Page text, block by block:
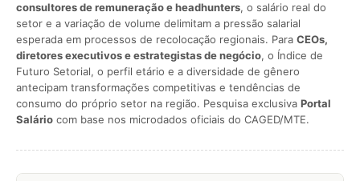
consultores de remuneração e headhunters, o salário real do
setor e a variação de volume delimitam a pressão salarial
esperada em processos de recolocação regionais. Para CEOs,
diretores executivos e estrategistas de negócio, o Índice de
Futuro Setorial, o perfil etário e a diversidade de gênero
antecipam transformações competitivas e tendências de
consumo do próprio setor na região. Pesquisa exclusiva Portal
Salário com base nos microdados oficiais do CAGED/MTE.